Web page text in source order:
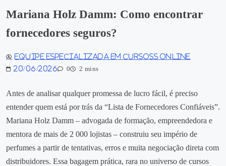
Mariana Holz Damm: Como encontrar
fornecedores seguros?
Equipe especializada em Cursoss Online
20/06/2026
0 2 mins
Antes de analisar qualquer promessa de lucro fácil, é preciso
entender quem está por trás da “Lista de Fornecedores Confiáveis”.
Mariana Holz Damm – advogada de formação, empreendedora e
mentora de mais de 2 000 lojistas – construiu seu império de
perfumes a partir de tentativas, erros e muita negociação direta com
distribuidores. Essa bagagem prática, rara no universo de cursos